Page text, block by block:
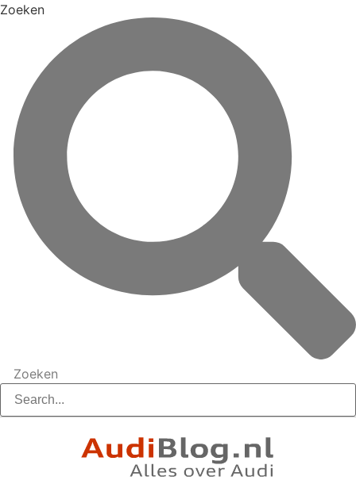
Zoeken
Zoeken